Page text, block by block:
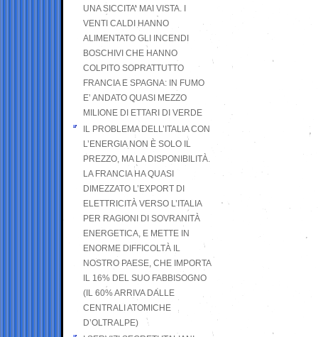
UNA SICCITA’ MAI VISTA. I
VENTI CALDI HANNO
ALIMENTATO GLI INCENDI
BOSCHIVI CHE HANNO
COLPITO SOPRATTUTTO
FRANCIA E SPAGNA: IN FUMO
E’ ANDATO QUASI MEZZO
MILIONE DI ETTARI DI VERDE
IL PROBLEMA DELL’ITALIA CON
L’ENERGIA NON È SOLO IL
PREZZO, MA LA DISPONIBILITÀ.
LA FRANCIA HA QUASI
DIMEZZATO L’EXPORT DI
ELETTRICITÀ VERSO L’ITALIA
PER RAGIONI DI SOVRANITÀ
ENERGETICA, E METTE IN
ENORME DIFFICOLTÀ IL
NOSTRO PAESE, CHE IMPORTA
IL 16% DEL SUO FABBISOGNO
(IL 60% ARRIVA DALLE
CENTRALI ATOMICHE
D’OLTRALPE)